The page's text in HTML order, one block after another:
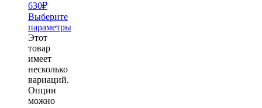
630₽
Выберите
параметры
Этот
товар
имеет
несколько
вариаций.
Опции
можно